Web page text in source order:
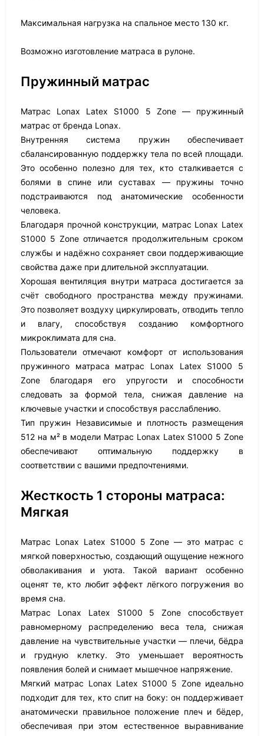
Максимальная нагрузка на спальное место 130 кг.
Возможно изготовление матраса в рулоне.
Пружинный матрас
Матрас Lonax Latex S1000 5 Zone — пружинный
матрас от бренда Lonax.
Внутренняя система пружин обеспечивает
сбалансированную поддержку тела по всей площади.
Это особенно полезно для тех, кто сталкивается с
болями в спине или суставах — пружины точно
подстраиваются под анатомические особенности
человека.
Благодаря прочной конструкции, матрас Lonax Latex
S1000 5 Zone отличается продолжительным сроком
службы и надёжно сохраняет свои поддерживающие
свойства даже при длительной эксплуатации.
Хорошая вентиляция внутри матраса достигается за
счёт свободного пространства между пружинами.
Это позволяет воздуху циркулировать, отводить тепло
и влагу, способствуя созданию комфортного
микроклимата для сна.
Пользователи отмечают комфорт от использования
пружинного матраса матрас Lonax Latex S1000 5
Zone благодаря его упругости и способности
следовать за формой тела, снижая давление на
ключевые участки и способствуя расслаблению.
Тип пружин Независимые и плотность размещения
512 на м² в модели Матрас Lonax Latex S1000 5 Zone
обеспечивают оптимальную поддержку в
соответствии с вашими предпочтениями.
Жесткость 1 стороны матраса:
Мягкая
Матрас Lonax Latex S1000 5 Zone — это матрас с
мягкой поверхностью, создающий ощущение нежного
обволакивания и уюта. Такой вариант особенно
оценят те, кто любит эффект лёгкого погружения во
время сна.
Матрас Lonax Latex S1000 5 Zone способствует
равномерному распределению веса тела, снижая
давление на чувствительные участки — плечи, бёдра
и грудную клетку. Это уменьшает вероятность
появления болей и снимает мышечное напряжение.
Мягкий матрас Lonax Latex S1000 5 Zone идеально
подходит для тех, кто спит на боку: он поддерживает
анатомически правильное положение плеч и бёдер,
обеспечивая при этом естественное выравнивание